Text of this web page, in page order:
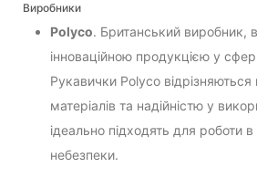
Виробники
Polyco. Британський виробник,
інноваційною продукцією у
Рукавички Polyco
матеріалів та надійністю у
ідеально підходять для роботи
небезпеки.